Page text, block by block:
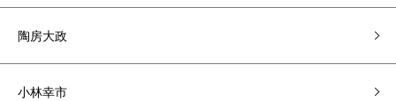
陶房大政
小林幸市